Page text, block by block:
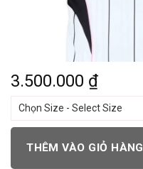
3.500.000 ₫
THÊM VÀO GIỎ HÀNG